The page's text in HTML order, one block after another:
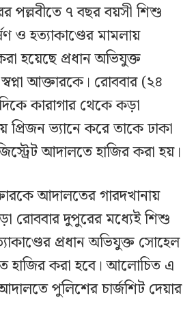
পল্লবীতে ৭ বছর বয়সী শিশু
ও হত্যাকাণ্ডের মামলায়
হয়েছে প্রধান অভিযুক্ত
স্বপ্না আক্তারকে। রোববার (২৪
কারাগার থেকে কড়া
প্রিজন ভ্যানে করে তাকে ঢাকা
আদালতে হাজির করা হয়।
আদালতের গারদখানায়
রোববার দুপুরের মধ্যেই শিশু
প্রধান অভিযুক্ত সোহেল
হাজির করা হবে। আলোচিত এ
পুলিশের চার্জশিট দেয়ার